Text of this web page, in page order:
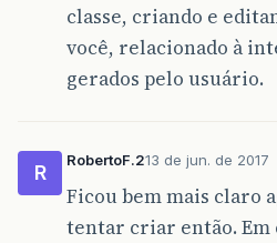
classe, criando e
você, relacionado à
gerados pelo usuário.
R
RobertoF.213 de jun. de 2017
Ficou bem mais claro
tentar criar então. Em